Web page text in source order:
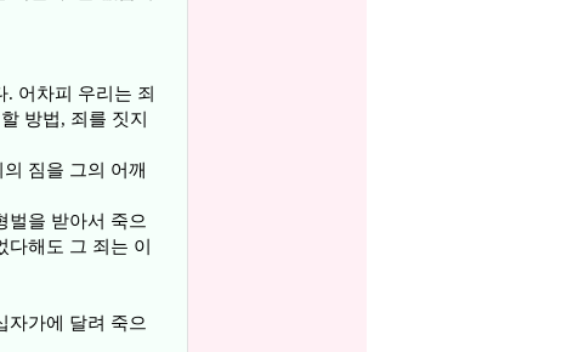
어차피 우리는 죄
방법, 죄를 짓지
짐을 그의 어깨
벌을 받아서 죽으
해도 그 죄는 이
자가에 달려 죽으